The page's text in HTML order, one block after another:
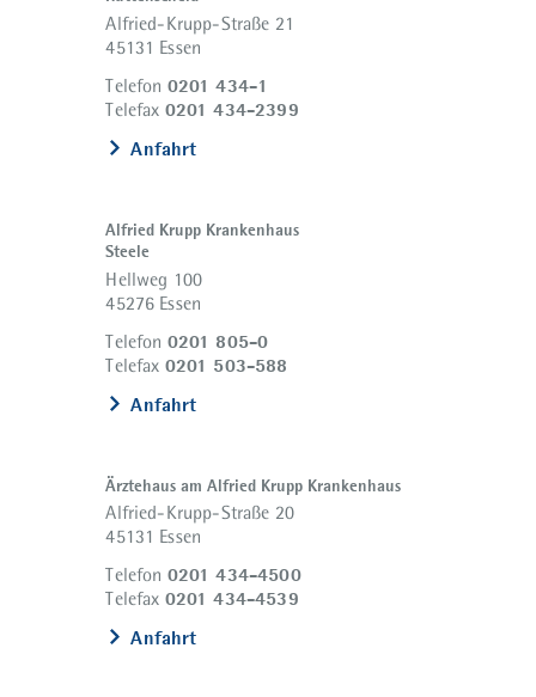
Alfried-Krupp-Straße 21
45131 Essen
Telefon 0201 434-1
Telefax 0201 434-2399
Anfahrt
Alfried Krupp Krankenhaus
Steele
Hellweg 100
45276 Essen
Telefon 0201 805-0
Telefax 0201 503-588
Anfahrt
Ärztehaus am Alfried Krupp Krankenhaus
Alfried-Krupp-Straße 20
45131 Essen
Telefon 0201 434-4500
Telefax 0201 434-4539
Anfahrt